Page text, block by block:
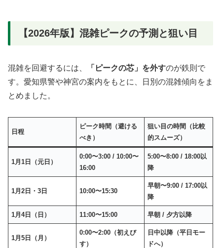
【2026年版】混雑ピークの予測と狙い目
混雑を回避するには、 「ピークの芯」を外すのが鉄則で
す。愛知県警や神宮の案内をもとに、日別の混雑傾向をま
とめました。
日程
ピーク時間（避ける
べき）
狙い目の時間（比較
的スムーズ）
1月1日（元日）
0:00〜3:00 / 10:00〜
16:00
5:00〜8:00 / 18:00以
降
1月2日・3日 10:00〜15:30
早朝〜9:00 / 17:00以
降
1月4日（日） 11:00〜15:00 早朝 / 夕方以降
1月5日（月）
0:00〜2:00（初えび
す）
日中以降（平日モー
ドへ）